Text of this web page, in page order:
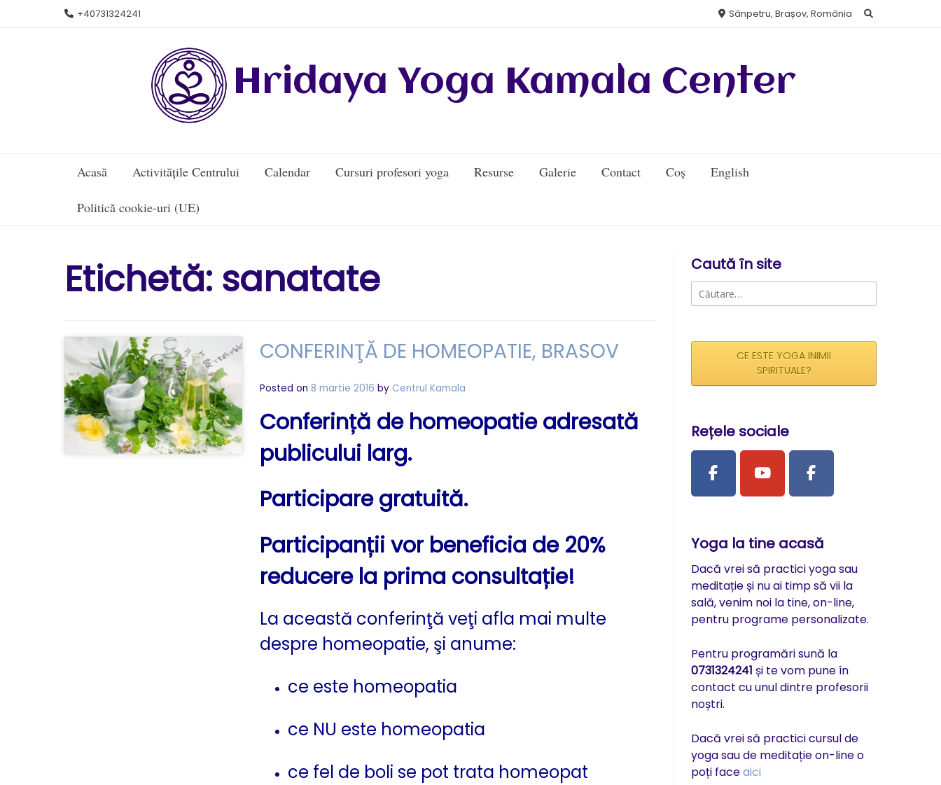
+40731324241 Sânpetru, Brașov, România
Hridaya Yoga Kamala Center
Acasă Activitățile Centrului Calendar Cursuri profesori yoga Resurse Galerie Contact Coș English
Politică cookie-uri (UE)
Etichetă: sanatate
CONFERINŢĂ DE HOMEOPATIE, BRASOV
Posted on 8 martie 2016 by Centrul Kamala
Conferință de homeopatie adresată
publicului larg.
Participare gratuită.
Participanții vor beneficia de 20%
reducere la prima consultație!
La această conferinţă veţi afla mai multe
despre homeopatie, şi anume:
ce este homeopatia
ce NU este homeopatia
ce fel de boli se pot trata homeopat
Caută în site
Caută
după:
CE ESTE YOGA INIMII
SPIRITUALE?
Rețele sociale
Yoga la tine acasă
Dacă vrei să practici yoga sau
meditație și nu ai timp să vii la
sală, venim noi la tine, on-line,
pentru programe personalizate.
Pentru programări sună la
0731324241 și te vom pune în
contact cu unul dintre profesorii
noștri.
Dacă vrei să practici cursul de
yoga sau de meditație on-line o
poți faceaici